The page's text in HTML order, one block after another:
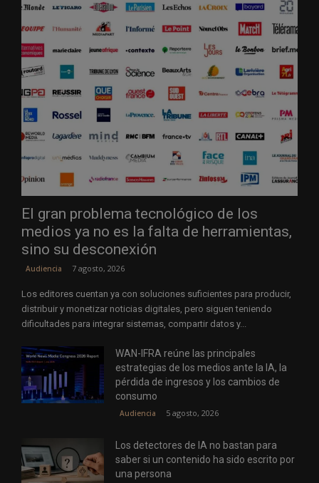
El gran problema tecnológico de los
medios ya no es la falta de herramientas,
sino su desconexión
Audiencia 7 agosto, 2026
Los editores cuentan ya con soluciones suficientes para producir,
distribuir y monetizar noticias digitales, pero siguen teniendo
dificultades para integrar sistemas, compartir datos y...
WAN-IFRA reúne las principales
estrategias de los medios ante la IA, la
pérdida de ingresos y los cambios de
consumo
Audiencia 5 agosto, 2026
Los detectores de IA no bastan para
saber si un contenido ha sido escrito por
una persona